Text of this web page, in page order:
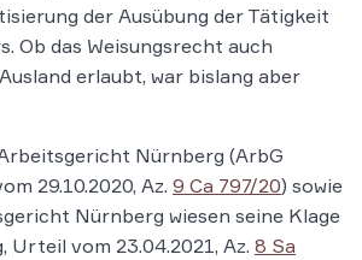
der Ausübung der Tätigkeit
Ob das Weisungsrecht auch
erlaubt, war bislang aber
Nürnberg (ArbG
29.10.2020, Az. 9 Ca 797/20) sowie
Nürnberg wiesen seine Klage
Urteil vom 23.04.2021, Az. 8 Sa